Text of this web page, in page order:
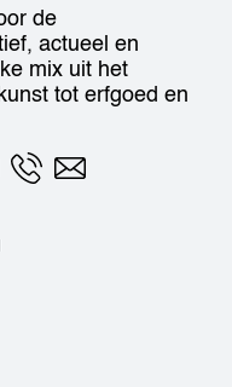
de
actueel en
mix uit het
tot erfgoed en